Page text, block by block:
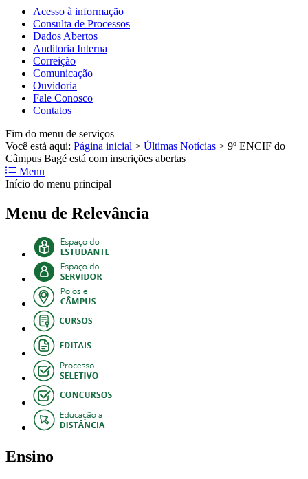
Acesso à informação
Consulta de Processos
Dados Abertos
Auditoria Interna
Correição
Comunicação
Ouvidoria
Fale Conosco
Contatos
Fim do menu de serviços
Você está aqui: Página inicial > Últimas Notícias > 9º ENCIF do
Câmpus Bagé está com inscrições abertas
Menu
Início do menu principal
Menu de Relevância
Ensino